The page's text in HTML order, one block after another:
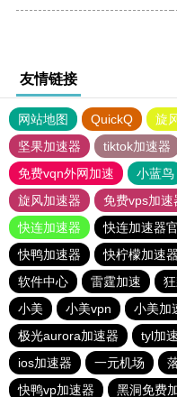
友情链接
网站地图 QuickQ 旋
坚果加速器
tiktok加速器
免费vqn外网加速
小蓝鸟
旋风加速器
免费vps加速
快连加速器
快连加速器
快鸭加速器
快柠檬加速器
软件中心
雷霆加速
小美
小美vpn 小美加
极光aurora加速器
tyl加
ios加速器
一元机场
快鸭vp加速器
黑洞免费